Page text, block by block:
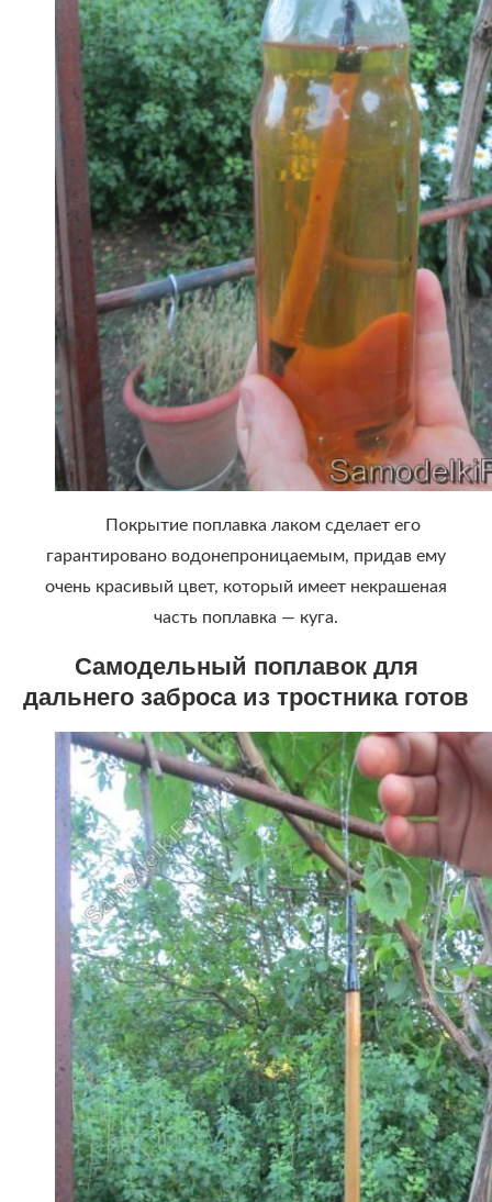
Покрытие поплавка лаком сделает его
гарантировано водонепроницаемым, придав ему
очень красивый цвет, который имеет некрашеная
часть поплавка — куга.
Самодельный поплавок для
дальнего заброса из тростника готов